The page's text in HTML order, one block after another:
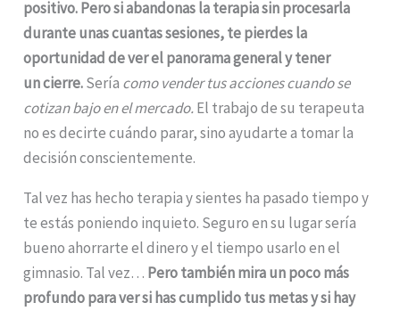
positivo. Pero si abandonas la terapia sin procesarla
durante unas cuantas sesiones, te pierdes la
oportunidad de ver el panorama general y tener
un cierre.Sería como vender tus acciones cuando se
cotizan bajo en el mercado.El trabajo de su terapeuta
no es decirte cuándo parar, sino ayudarte a tomar la
decisión conscientemente.
Tal vez has hecho terapia y sientes ha pasado tiempo y
te estás poniendo inquieto. Seguro en su lugar sería
bueno ahorrarte el dinero y el tiempo usarlo en el
gimnasio. Tal vez… Pero también mira un poco más
profundo para ver si has cumplido tus metas y si hay